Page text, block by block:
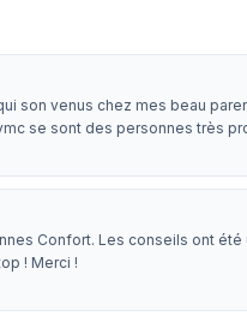
son venus chez mes beau
se sont des personnes très
Confort. Les conseils ont été
! Merci !